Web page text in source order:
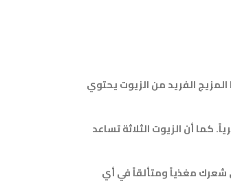
المزيج الفريد من الزيوت يحتوي
أن الزيوت الثلاثة تساعد
كما أن حجم العبوة 100 مل يجعلها مثالية للحفاظ على شعرك مغذياً ومتألقاً في أي